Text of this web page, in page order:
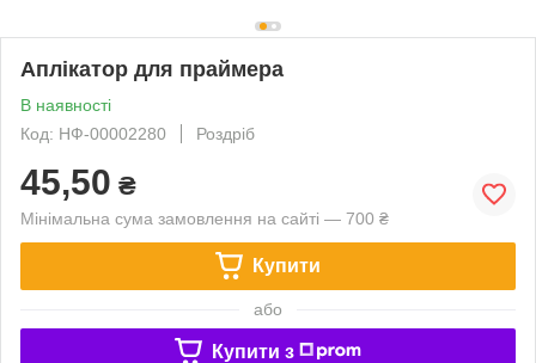
Аплікатор для праймера
В наявності
Код: НФ-00002280
Роздріб
45,50 ₴
Мінімальна сума замовлення на сайті — 700 ₴
Купити
або
Купити з